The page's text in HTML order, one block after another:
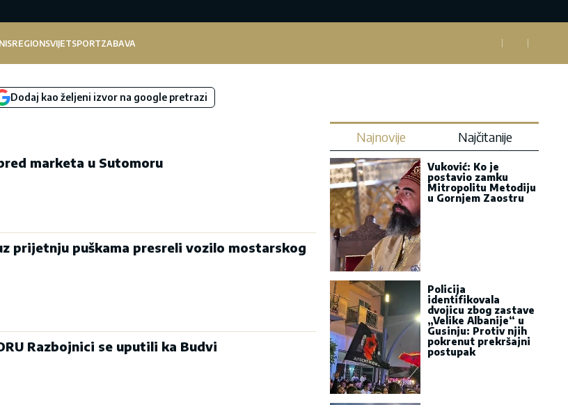
REGIONSVIJETSPORTZABAVA
Dodaj kao željeni izvor na google pretrazi
marketa u Sutomoru
prijetnju puškama presreli vozilo mostarskog
Razbojnici se uputili ka Budvi
Najnovije Najčitanije
Vuković: Ko je
postavio zamku
Mitropolitu Metodiju
u Gornjem Zaostru
Policija
identifikovala
dvojicu zbog zastave
„Velike Albanije“ u
Gusinju: Protiv njih
pokrenut prekršajni
postupak